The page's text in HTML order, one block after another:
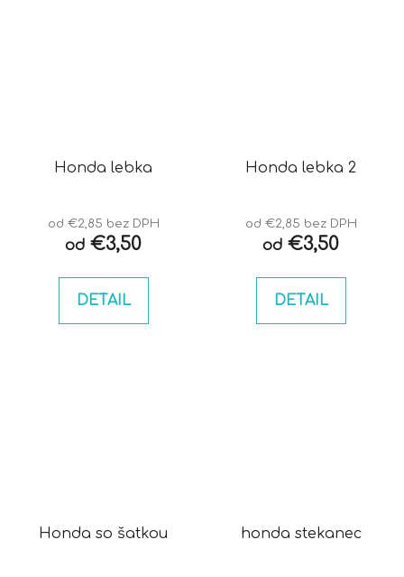
Honda lebka
od €2,85 bez DPH
od €3,50
DETAIL
Honda lebka 2
od €2,85 bez DPH
od €3,50
DETAIL
Honda so šatkou honda stekanec